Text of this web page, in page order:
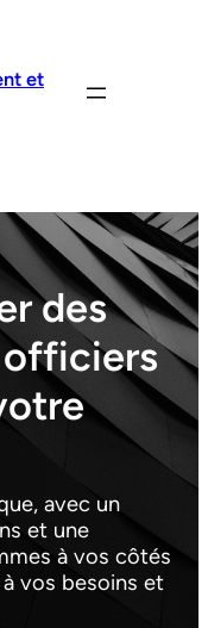
et
des
avec un
et une
à vos côtés
vos besoins et